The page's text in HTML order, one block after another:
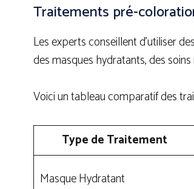
Traitements pré-
Les experts conseillent d’utiliser
des masques hydratants, des
Voici un tableau comparatif des
Type de Traitement
Masque Hydratant